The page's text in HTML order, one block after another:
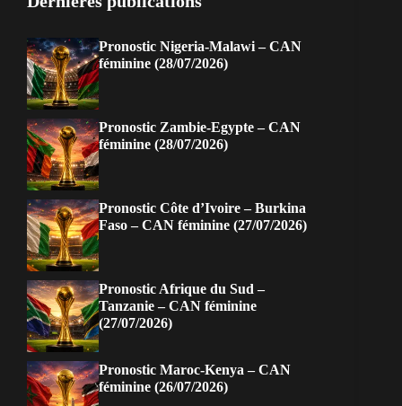
Pronostic Nigeria-Malawi – CAN
féminine (28/07/2026)
Pronostic Zambie-Egypte – CAN
féminine (28/07/2026)
Pronostic Côte d’Ivoire – Burkina
Faso – CAN féminine (27/07/2026)
Pronostic Afrique du Sud –
Tanzanie – CAN féminine
(27/07/2026)
Pronostic Maroc-Kenya – CAN
féminine (26/07/2026)